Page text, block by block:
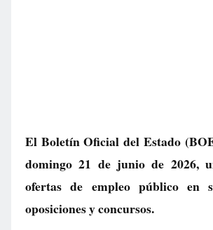
El Boletín Oficial del Estado
domingo 21 de junio de 2026,
ofertas de empleo públicoen
oposiciones y concursos.